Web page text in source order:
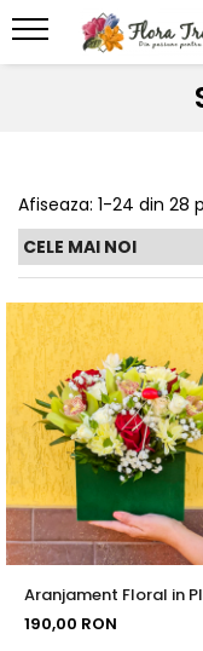
Afiseaza: 1-24 din 28
Aranjament Floral in
Catifea Sarut Dulce
190,00 RON